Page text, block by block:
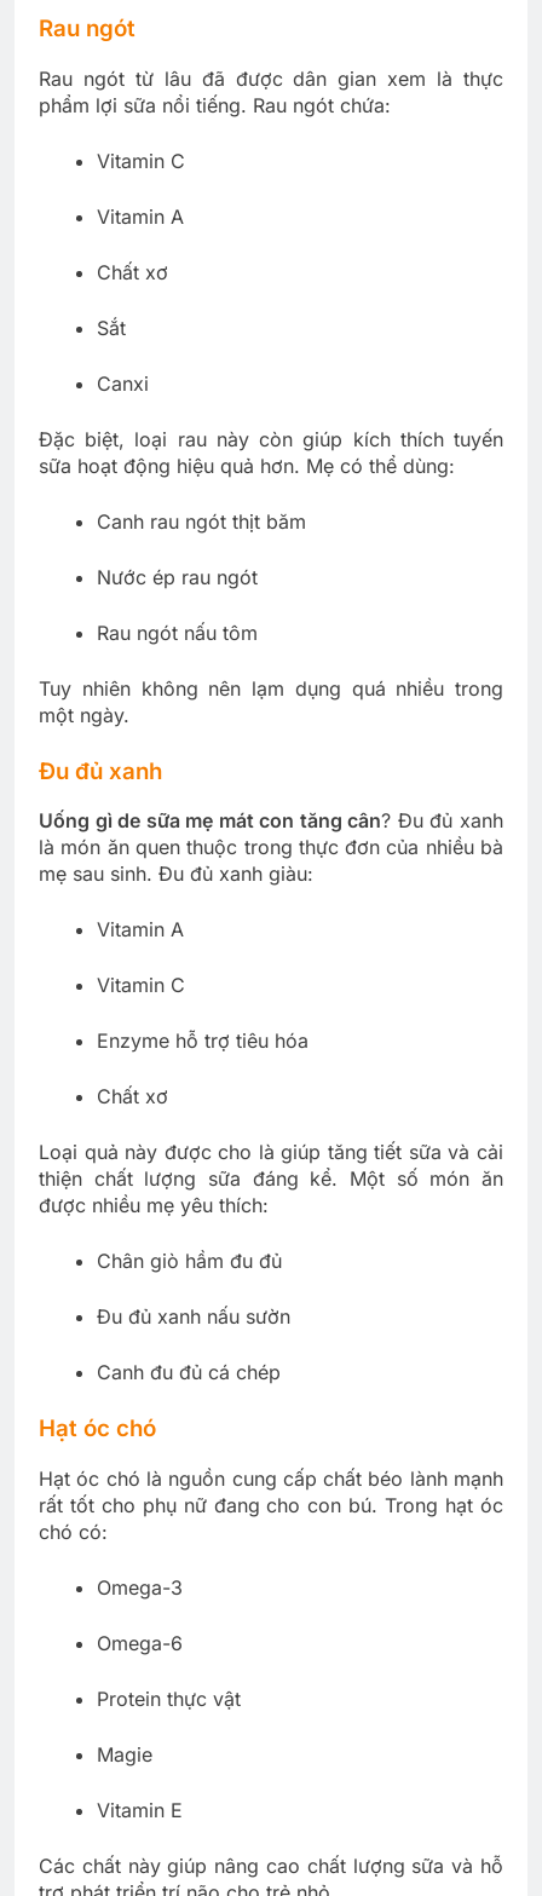
Rau ngót
Rau ngót từ lâu đã được dân gian xem là thực
phẩm lợi sữa nổi tiếng. Rau ngót chứa:
Vitamin C
Vitamin A
Chất xơ
Sắt
Canxi
Đặc biệt, loại rau này còn giúp kích thích tuyến
sữa hoạt động hiệu quả hơn. Mẹ có thể dùng:
Canh rau ngót thịt băm
Nước ép rau ngót
Rau ngót nấu tôm
Tuy nhiên không nên lạm dụng quá nhiều trong
một ngày.
Đu đủ xanh
Uống gì de sữa mẹ mát con tăng cân? Đu đủ xanh
là món ăn quen thuộc trong thực đơn của nhiều bà
mẹ sau sinh. Đu đủ xanh giàu:
Vitamin A
Vitamin C
Enzyme hỗ trợ tiêu hóa
Chất xơ
Loại quả này được cho là giúp tăng tiết sữa và cải
thiện chất lượng sữa đáng kể. Một số món ăn
được nhiều mẹ yêu thích:
Chân giò hầm đu đủ
Đu đủ xanh nấu sườn
Canh đu đủ cá chép
Hạt óc chó
Hạt óc chó là nguồn cung cấp chất béo lành mạnh
rất tốt cho phụ nữ đang cho con bú. Trong hạt óc
chó có:
Omega-3
Omega-6
Protein thực vật
Magie
Vitamin E
Các chất này giúp nâng cao chất lượng sữa và hỗ